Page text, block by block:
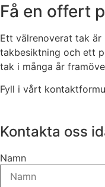
Få en offert
Ett välrenoverat tak
takbesiktning och ett
tak i många år
Fyll i vårt
Kontakta oss
Namn